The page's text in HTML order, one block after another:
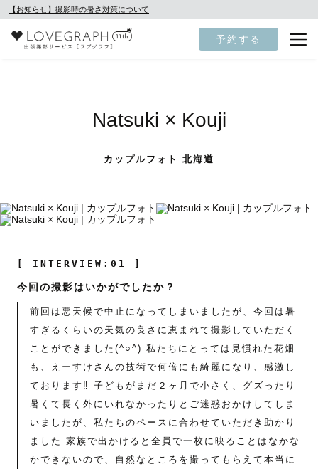
【お知らせ】撮影時の暑さ対策について
予約する
Natsuki × Kouji
カップルフォト 北海道
[ INTERVIEW:01 ]
今回の撮影はいかがでしたか？
前回は悪天候で中止になってしまいましたが、今回は暑
すぎるくらいの天気の良さに恵まれて撮影していただく
ことができました(^○^) 私たちにとっては見慣れた花畑
も、えーすけさんの技術で何倍にも綺麗になり、感激し
ております‼ 子どもがまだ２ヶ月で小さく、グズったり
暑くて長く外にいれなかったりとご迷惑おかけしてしま
いましたが、私たちのペースに合わせていただき助かり
ました 家族で出かけると全員で一枚に映ることはなかな
かできないので、自然なところを撮ってもらえて本当に